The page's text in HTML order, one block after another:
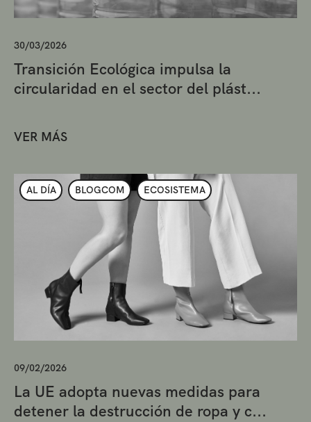
30/03/2026
Transición Ecológica impulsa la
circularidad en el sector del plást...
VER MÁS
AL DÍA BLOGCOM ECOSISTEMA
09/02/2026
La UE adopta nuevas medidas para
detener la destrucción de ropa y c...